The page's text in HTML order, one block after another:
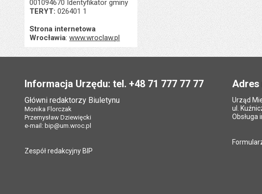
001094670 Identyfikator gminy
TERYT: 026401 1
Strona internetowa
Wrocławia:www.wroclaw.pl
Informacja Urzędu: tel. +48 71 777 77 77
Główni redaktorzy Biuletynu
Monika Florczak
Przemysław Dziewięcki
e-mail: bip@um.wroc.pl
Zespół redakcyjny BIP
Adres
Urząd
ul.
Obsługa